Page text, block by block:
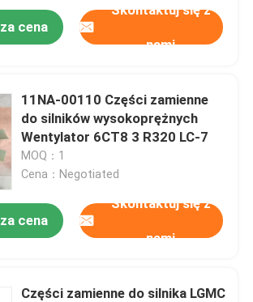
cena
Skontaktuj się z
nami
11NA-00110 Części zamienne
do silników wysokoprężnych
Wentylator 6CT8 3 R320 LC-7
MOQ：1
Cena：Negotiated
cena
Skontaktuj się z
nami
Części zamienne do silnika LGMC